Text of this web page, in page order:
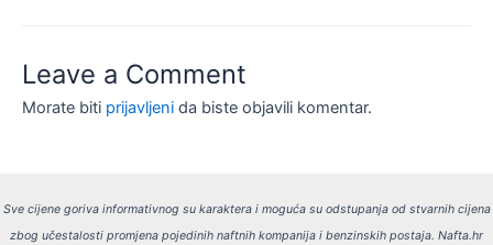
Leave a Comment
Morate biti prijavljeni da biste objavili komentar.
Sve cijene goriva informativnog su karaktera i moguća su odstupanja od stvarnih cijena
zbog učestalosti promjena pojedinih naftnih kompanija i benzinskih postaja. Nafta.hr